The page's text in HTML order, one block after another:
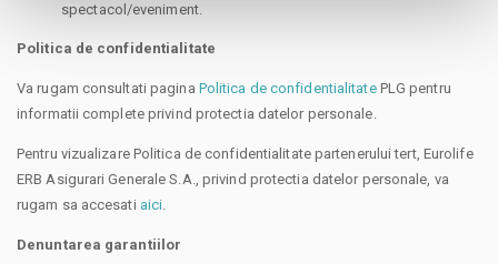
spectacol/eveniment.
Politica de confidentialitate
Va rugam consultati pagina Politica de confidentialitatePLG pentru
informatii complete privind protectia datelor personale.
Pentru vizualizare Politica de confidentialitate partenerului tert, Eurolife
ERB Asigurari Generale S.A., privind protectia datelor personale, va
rugam sa accesati aici
Denuntarea garantiilor